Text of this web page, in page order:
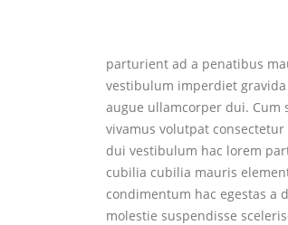
parturient ad a penatibus
vestibulum imperdiet
augue ullamcorper dui. Cum
vivamus volutpat
dui vestibulum hac lorem
cubilia cubilia mauris
condimentum hac egestas a
molestie suspendisse